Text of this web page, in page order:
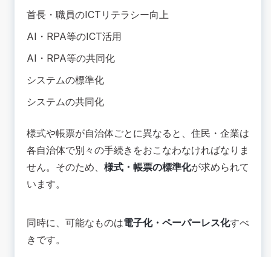
首長・職員のICTリテラシー向上
AI・RPA等のICT活用
AI・RPA等の共同化
システムの標準化
システムの共同化
様式や帳票が自治体ごとに異なると、住民・企業は
各自治体で別々の手続きをおこなわなければなりま
せん。そのため、 様式・帳票の標準化が求められて
います。
同時に、可能なものは電子化・ペーパーレス化すべ
きです。